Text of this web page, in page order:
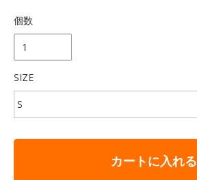
個数
SIZE
カートに入れる